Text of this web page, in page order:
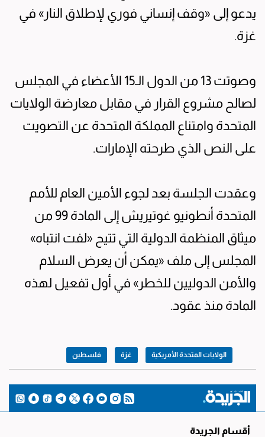
يدعو إلى «وقف إنساني فوري لإطلاق النار» في
غزة.
وصوتت 13 من الدول الـ15 الأعضاء في المجلس
لصالح مشروع القرار في مقابل معارضة الولايات
المتحدة وامتناع المملكة المتحدة عن التصويت
على النص الذي طرحته الإمارات.
وعقدت الجلسة بعد لجوء الأمين العام للأمم
المتحدة أنطونيو غوتيريش إلى المادة 99 من
ميثاق المنظمة الدولية التي تتيح «لفت انتباه»
المجلس إلى ملف «يمكن أن يعرض السلام
والأمن الدوليين للخطر» في أول تفعيل لهذه
المادة منذ عقود.
الولايات المتحدة الأمريكية غزة فلسطين
أقسام الجريدة